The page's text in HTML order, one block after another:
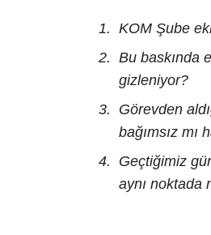
KOM Şube
Bu baskında
gizleniyor?
Görevden
bağımsız mı
Geçtiğimiz
aynı noktada